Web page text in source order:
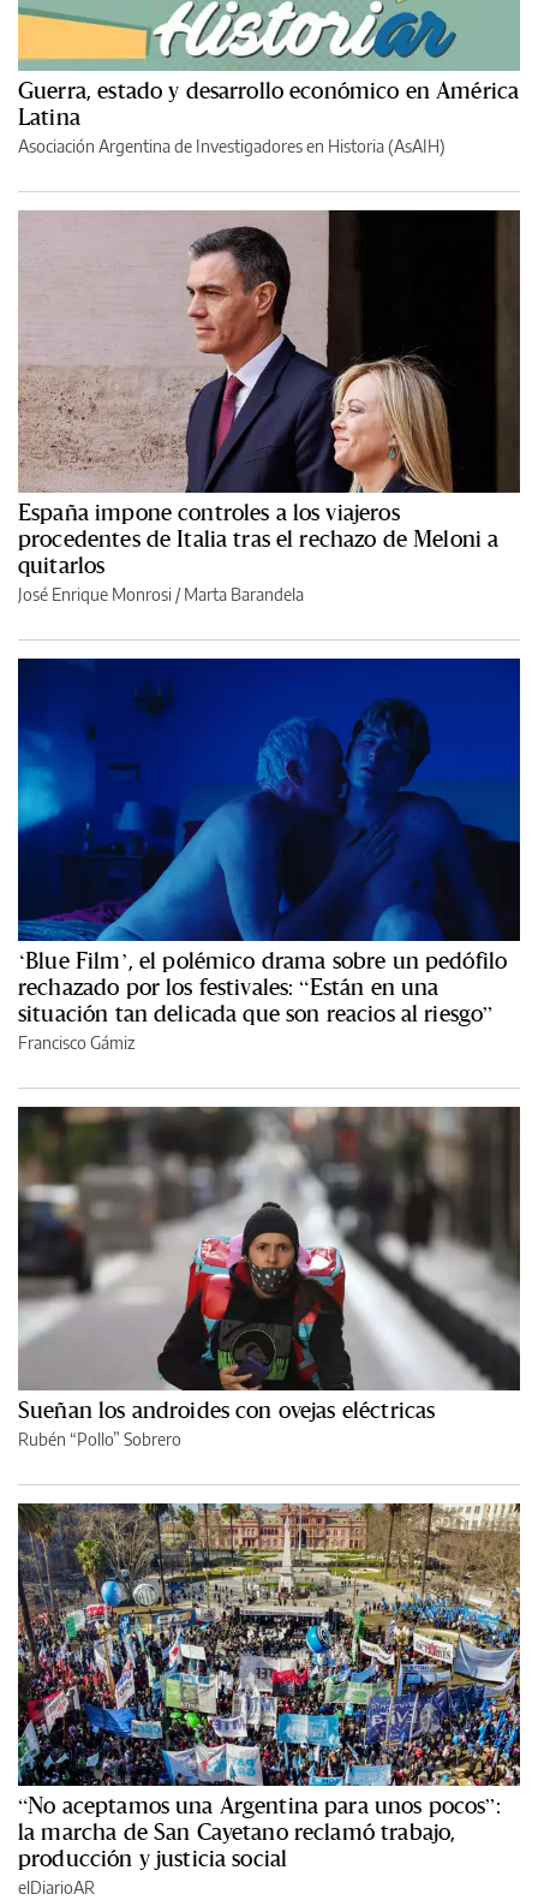
Guerra, estado y desarrollo económico en América
Latina
Asociación Argentina de Investigadores en Historia (AsAIH)
España impone controles a los viajeros
procedentes de Italia tras el rechazo de Meloni a
quitarlos
José Enrique Monrosi / Marta Barandela
‘Blue Film’, el polémico drama sobre un pedófilo
rechazado por los festivales: “Están en una
situación tan delicada que son reacios al riesgo”
Francisco Gámiz
Sueñan los androides con ovejas eléctricas
Rubén “Pollo” Sobrero
“No aceptamos una Argentina para unos pocos”:
la marcha de San Cayetano reclamó trabajo,
producción y justicia social
elDiarioAR